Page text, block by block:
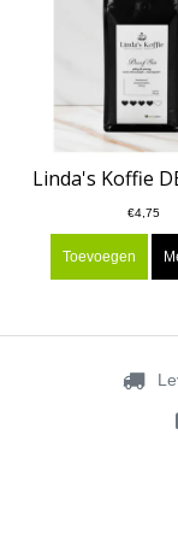
Linda's Koffie
€4,75
Toevoegen